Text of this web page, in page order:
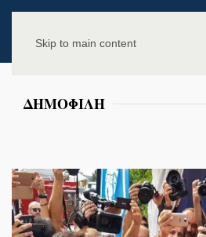
Skip to main content
ΔΗΜΟΦΙΛΗ